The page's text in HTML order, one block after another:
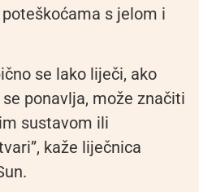
s jelom i
se lako liječi, ako
ponavlja, može značiti
sustavom ili
kaže liječnica